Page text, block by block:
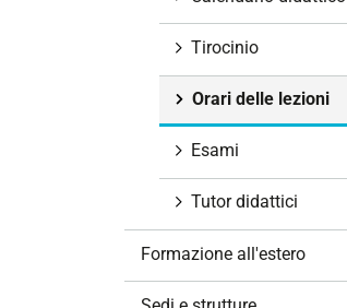
Tirocinio
Orari delle lezioni
Esami
Tutor didattici
Formazione all'estero